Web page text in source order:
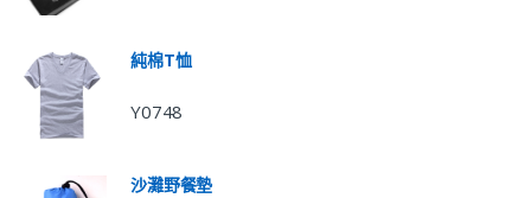
純棉T恤
Y0748
沙灘野餐墊